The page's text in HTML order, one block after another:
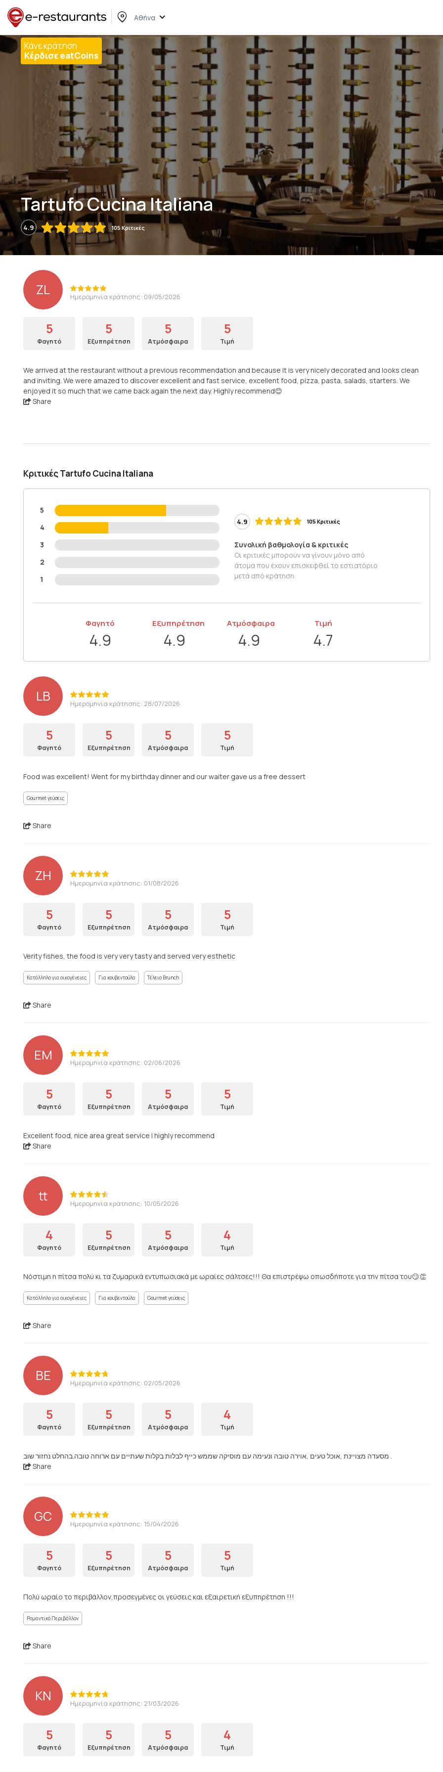
Αθήνα
Κάνε κράτηση
Κέρδισε eatCoins
Tartufo Cucina Italiana
4.9 105 Κριτικές
ZL Ημερομηνία κράτησης: 09/05/2026
5
Φαγητό
5
Εξυπηρέτηση
5
Ατμόσφαιρα
5
Τιμή
We arrived at the restaurant without a previous recommendation and because it is very nicely decorated and looks clean
and inviting. We were amazed to discover excellent and fast service, excellent food, pizza, pasta, salads, starters. We
enjoyed it so much that we came back again the next day. Highly recommend😊
Share
Κριτικές Tartufo Cucina Italiana
5
4
3
2
1
4.9 105 Κριτικές
Συνολική βαθμολογία & κριτικές
Οι κριτικές μπορούν να γίνουν μόνο από
άτομα που έχουν επισκεφθεί το εστιατόριο
μετά από κράτηση
Φαγητό
4.9
Εξυπηρέτηση
4.9
Ατμόσφαιρα
4.9
Τιμή
4.7
LB Ημερομηνία κράτησης: 28/07/2026
5
Φαγητό
5
Εξυπηρέτηση
5
Ατμόσφαιρα
5
Τιμή
Food was excellent! Went for my birthday dinner and our waiter gave us a free dessert
Gourmet γεύσεις
Share
ZH Ημερομηνία κράτησης: 01/08/2026
5
Φαγητό
5
Εξυπηρέτηση
5
Ατμόσφαιρα
5
Τιμή
Verity fishes, the food is very very tasty and served very esthetic
Κατάλληλο για οικογένειες Για κουβεντούλα Τέλειο Brunch
Share
EM Ημερομηνία κράτησης: 02/06/2026
5
Φαγητό
5
Εξυπηρέτηση
5
Ατμόσφαιρα
5
Τιμή
Excellent food, nice area great service I highly recommend
Share
tt Ημερομηνία κράτησης: 10/05/2026
4
Φαγητό
5
Εξυπηρέτηση
5
Ατμόσφαιρα
4
Τιμή
Νόστιμη η πίτσα πολύ κι τα ζυμαρικά εντυπωσιακά με ωραίες σάλτσες!!! Θα επιστρέψω οπωσδήποτε για την πίτσα του😏👏
Κατάλληλο για οικογένειες Για κουβεντούλα Gourmet γεύσεις
Share
BE Ημερομηνία κράτησης: 02/05/2026
5
Φαγητό
5
Εξυπηρέτηση
5
Ατμόσφαιρα
4
Τιμή
מסעדה מצויינת ,אוכל טעים ,אוירה טובה ונעימה עם מוסיקה שממש כייף לבלות בקלות שעתיים עם ארוחה טובה.בהחלט נחזור שוב .
Share
GC Ημερομηνία κράτησης: 15/04/2026
5
Φαγητό
5
Εξυπηρέτηση
5
Ατμόσφαιρα
5
Τιμή
Πολύ ωραίο το περιβάλλον,προσεγμένες οι γεύσεις και εξαιρετική εξυπηρέτηση !!!
Ρομαντικό Περιβάλλον
Share
KN Ημερομηνία κράτησης: 21/03/2026
5
Φαγητό
5
Εξυπηρέτηση
5
Ατμόσφαιρα
4
Τιμή